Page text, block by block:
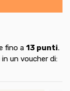
fino a 13 punti.
un voucher di: